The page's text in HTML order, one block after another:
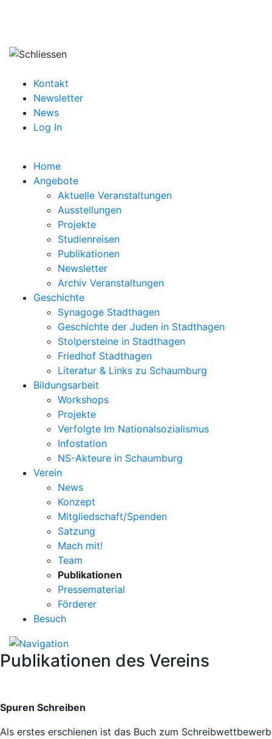
Kontakt
Newsletter
News
Log In
Home
Angebote
Aktuelle Veranstaltungen
Ausstellungen
Projekte
Studienreisen
Publikationen
Newsletter
Archiv Veranstaltungen
Geschichte
Synagoge Stadthagen
Geschichte der Juden in Stadthagen
Stolpersteine in Stadthagen
Friedhof Stadthagen
Literatur & Links zu Schaumburg
Bildungsarbeit
Workshops
Projekte
Verfolgte Im Nationalsozialismus
Infostation
NS-Akteure in Schaumburg
Verein
News
Konzept
Mitgliedschaft/Spenden
Satzung
Mach mit!
Team
Publikationen
Pressematerial
Förderer
Besuch
Publikationen des Vereins
Spuren Schreiben
Als erstes erschienen ist das Buch zum Schreibwettbewerb